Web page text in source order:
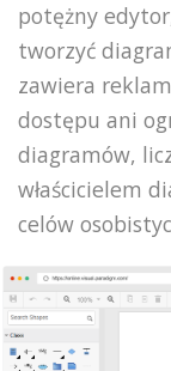
potężny
tworzyć
zawiera
dostępu ani
diagramów,
właścicielem
celów